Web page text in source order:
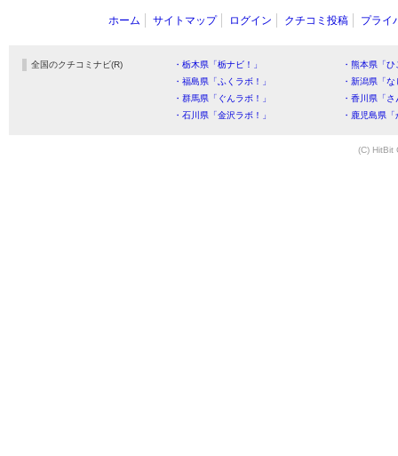
ホーム サイトマップ ログイン クチコミ投稿 プライ
全国のクチコミナビ(R) ・栃木県「栃ナビ！」
・熊本県「
・福島県「ふくラボ！」
・新潟県「
・群馬県「ぐんラボ！」
・香川県「
・石川県「金沢ラボ！」
・鹿児島県
(C) HitBit